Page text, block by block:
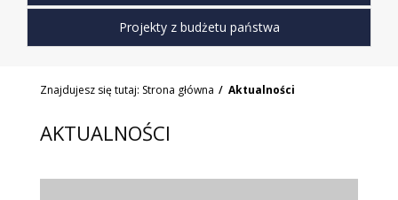
Projekty z budżetu państwa
Znajdujesz się tutaj: Strona główna Aktualności
AKTUALNOŚCI